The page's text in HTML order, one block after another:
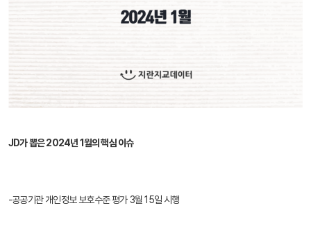
JD가 뽑은 2024년 1월의 핵심 이슈정책
-공공기관 개인정보 보호수준 평가 3월 15일 시행